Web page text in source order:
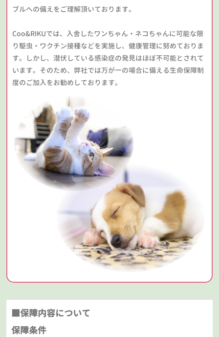
ブルへの備えをご理解頂いております。
Coo&RIKUでは、入舎したワンちゃん・ネコちゃんに可能な限
り駆虫・ワクチン接種などを実施し、健康管理に努めておりま
す。しかし、潜伏している感染症の発見はほぼ不可能とされて
います。そのため、弊社では万が一の場合に備える生命保障制
度のご加入をお勧めしております。
■保障内容について
保障条件